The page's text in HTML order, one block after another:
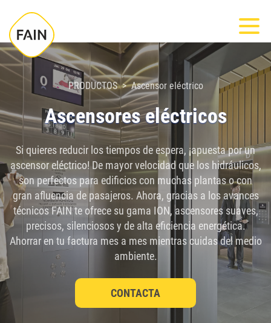
este
sitio
web
sistema
accesibilidad.
PRODUCTOS Ascensor eléctrico
Ascensores eléctricos
Si quieres reducir los tiempos de espera, ¡apuesta por un
ascensor eléctrico! De mayor velocidad que los hidráulicos,
son perfectos para edificios con muchas plantas o con
gran afluencia de pasajeros. Ahora, gracias a los avances
técnicos FAIN te ofrece su gama ION, ascensores suaves,
precisos, silenciosos y de alta eficiencia energética.
Ahorrar en tu factura mes a mes mientras cuidas del medio
ambiente.
CONTACTA